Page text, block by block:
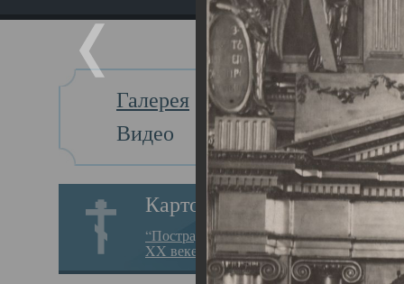
Галерея
Видео
Картотека
“Пострадавшие за веру в
XX веке на Севере”
Главная